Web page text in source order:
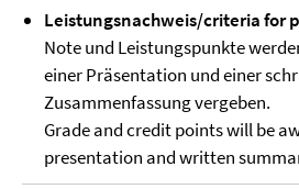
Leistungsnachweis/criteria for
Note und Leistungspunkte
einer Präsentation und einer
Zusammenfassung vergeben.
Grade and credit points will be
presentation and written